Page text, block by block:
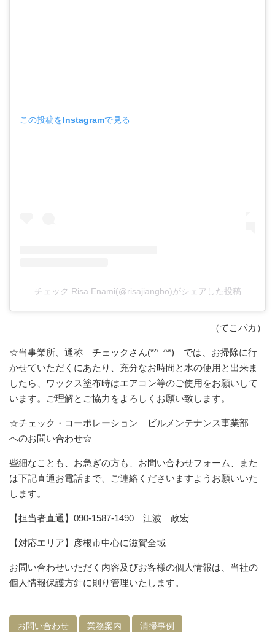
この投稿をInstagramで見る
チェック Risa Enami(@risajiangbo)がシェアした投稿
（てこパカ）
☆当事業所、通称 チェックさん(*^_^*) では、お掃除に行
かせていただくにあたり、充分なお時間と水の使用と出来ま
したら、ワックス塗布時はエアコン等のご使用をお願いして
います。ご理解とご協力をよろしくお願い致します。
☆チェック・コーポレーション ビルメンテナンス事業部
へのお問い合わせ☆
些細なことも、お急ぎの方も、お問い合わせフォーム、また
は下記直通お電話まで、ご連絡くださいますようお願いいた
します。
【担当者直通】090-1587-1490 江波 政宏
【対応エリア】彦根市中心に滋賀全域
お問い合わせいただく内容及びお客様の個人情報は、当社の
個人情報保護方針に則り管理いたします。
お問い合わせ 業務案内 清掃事例